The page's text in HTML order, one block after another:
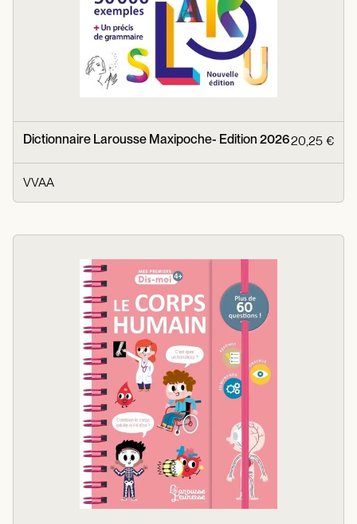
Dictionnaire Larousse Maxipoche- Edition 202620,25 €
VVAA